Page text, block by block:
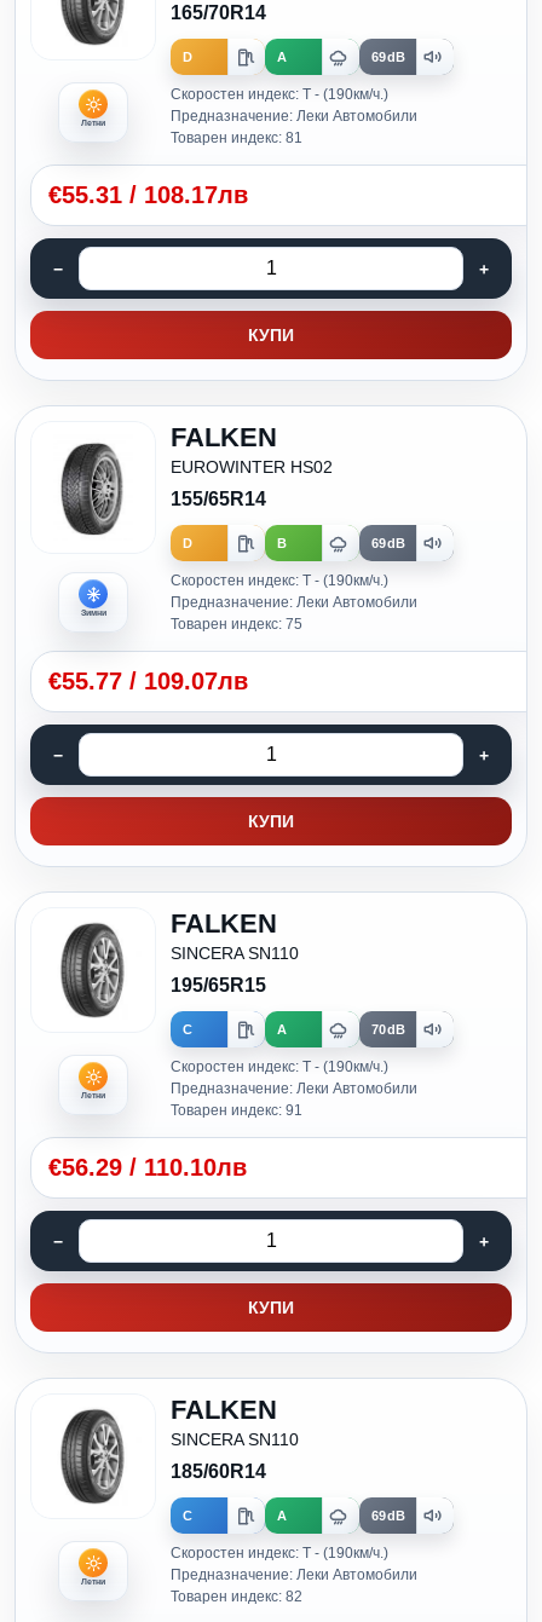
Летни
165/70R14
D A 69dB
Скоростен индекс: T - (190км/ч.)
Предназначение: Леки Автомобили
Товарен индекс: 81
€55.31 / 108.17лв
КУПИ
Зимни
FALKEN
EUROWINTER HS02
155/65R14
D B 69dB
Скоростен индекс: T - (190км/ч.)
Предназначение: Леки Автомобили
Товарен индекс: 75
€55.77 / 109.07лв
КУПИ
Летни
FALKEN
SINCERA SN110
195/65R15
C A 70dB
Скоростен индекс: T - (190км/ч.)
Предназначение: Леки Автомобили
Товарен индекс: 91
€56.29 / 110.10лв
КУПИ
Летни
FALKEN
SINCERA SN110
185/60R14
C A 69dB
Скоростен индекс: T - (190км/ч.)
Предназначение: Леки Автомобили
Товарен индекс: 82